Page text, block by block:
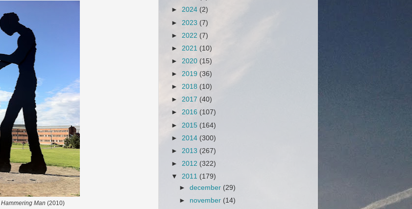
Hammering Man (2010)
► 2024 (2)
► 2023 (7)
► 2022 (7)
► 2021 (10)
► 2020 (15)
► 2019 (36)
► 2018 (10)
► 2017 (40)
► 2016 (107)
► 2015 (164)
► 2014 (300)
► 2013 (267)
► 2012 (322)
▼ 2011 (179)
►december (29)
► november (14)